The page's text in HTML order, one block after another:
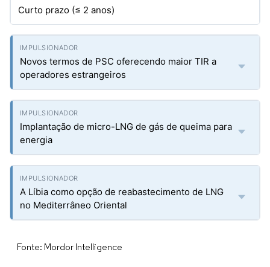
Curto prazo (≤ 2 anos)
Novos termos de PSC oferecendo maior TIR a
operadores estrangeiros
Implantação de micro-LNG de gás de queima para
energia
A Líbia como opção de reabastecimento de LNG
no Mediterrâneo Oriental
Fonte: Mordor Intelligence